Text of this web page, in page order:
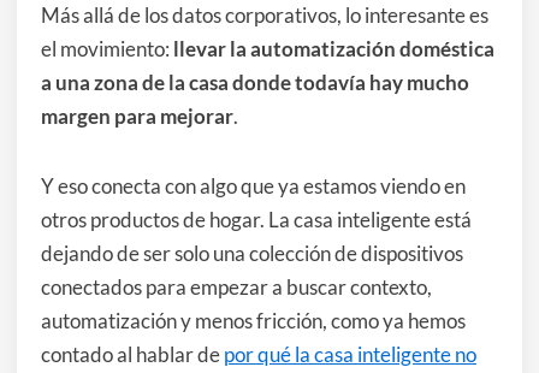
Más allá de los datos corporativos, lo interesante es
el movimiento: llevar la automatización doméstica
a una zona de la casa donde todavía hay mucho
margen para mejorar.
Y eso conecta con algo que ya estamos viendo en
otros productos de hogar. La casa inteligente está
dejando de ser solo una colección de dispositivos
conectados para empezar a buscar contexto,
automatización y menos fricción, como ya hemos
contado al hablar depor qué la casa inteligente no